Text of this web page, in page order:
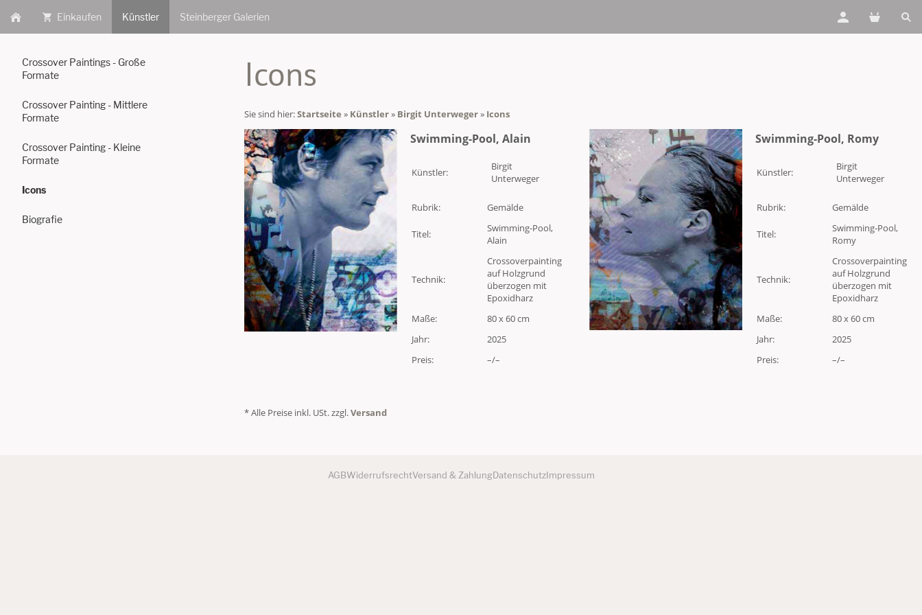
Einkaufen Künstler Steinberger Galerien
Crossover Paintings - Große
Formate
Crossover Painting - Mittlere
Formate
Crossover Painting - Kleine
Formate
Icons
Biografie
Icons
Sie sind hier:Startseite » Künstler» Birgit Unterweger» Icons
Swimming-Pool, Alain
Künstler:
Birgit
Unterweger
Rubrik: Gemälde
Titel:
Swimming-Pool,
Alain
Technik:
Crossoverpainting
auf Holzgrund
überzogen mit
Epoxidharz
Maße:
80 x 60 cm
Jahr:
2025
Preis:
–/–
Swimming-Pool, Romy
Künstler:
Birgit
Unterweger
Rubrik: Gemälde
Titel:
Swimming-Pool,
Romy
Technik:
Crossoverpainting
auf Holzgrund
überzogen mit
Epoxidharz
Maße:
80 x 60 cm
Jahr:
2025
Preis:
–/–
* Alle Preise inkl. USt. zzgl.Versand
AGBWiderrufsrechtVersand & ZahlungDatenschutzImpressum